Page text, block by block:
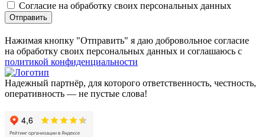
Согласие на обработку своих персональных данных
Отправить
Нажимая кнопку "Отправить" я даю добровольное согласие
на обработку своих персональных данных и соглашаюсь с
политикой конфиденциальности
Надежный партнёр, для которого ответственность, честность,
оперативность — не пустые слова!